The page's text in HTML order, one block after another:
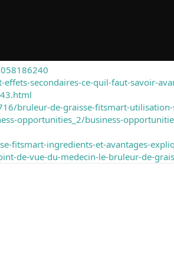
secondaires-ce-quil-faut-savoir-
bruleur-de-graisse-fitsmart-
opportunities_2/business-
fitsmart-ingredients-et-avantages-
de-vue-du-medecin-le-bruleur-de-